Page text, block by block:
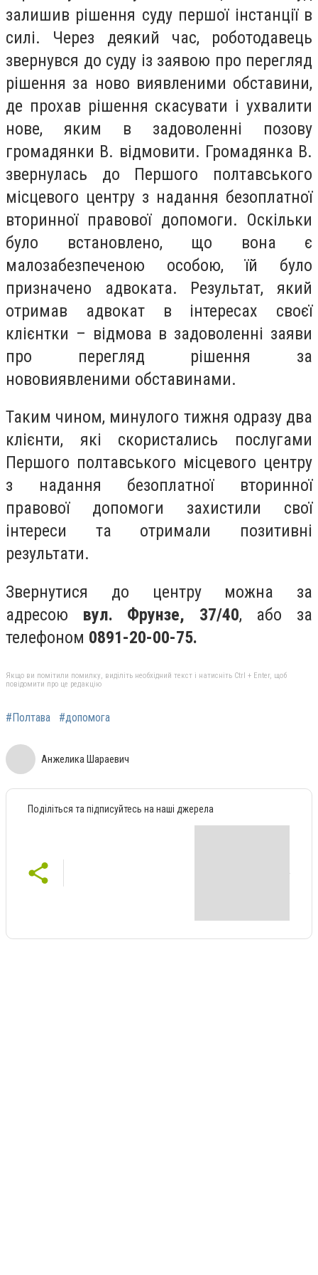
залишив рішення суду першої інстанції в
силі. Через деякий час, роботодавець
звернувся до суду із заявою про перегляд
рішення за ново виявленими обставини,
де прохав рішення скасувати і ухвалити
нове, яким в задоволенні позову
громадянки В. відмовити. Громадянка В.
звернулась до Першого полтавського
місцевого центру з надання безоплатної
вторинної правової допомоги. Оскільки
було встановлено, що вона є
малозабезпеченою особою, їй було
призначено адвоката. Результат, який
отримав адвокат в інтересах своєї
клієнтки – відмова в задоволенні заяви
про перегляд рішення за
нововиявленими обставинами.
Таким чином, минулого тижня одразу два
клієнти, які скористались послугами
Першого полтавського місцевого центру
з надання безоплатної вторинної
правової допомоги захистили свої
інтереси та отримали позитивні
результати.
Звернутися до центру можна за
адресою вул. Фрунзе, 37/40, або за
телефоном 0891-20-00-75.
Якщо ви помітили помилку, виділіть необхідний текст і натисніть Ctrl + Enter, щоб
повідомити про це редакцію
#Полтава #допомога
Анжелика Шараевич
Поділіться та підписуйтесь на наші джерела